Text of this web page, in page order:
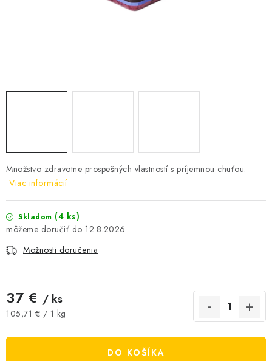
NOVINKY
ČOKOLÁDA
VÝŽIVOVÉ DOPLNKY
Kamenná predajňa Náš príbeh Články
Napísali o nás
Najčastejšie otázky FAQ
Fotogaléria
Vrátenie tovaru, výmena a reklamácie
Množstvo zdravotne prospešných vlastností s príjemnou chuťou.
Viac informácií
Skladom (4 ks)
12.8.2026
Možnosti doručenia
37 € / ks
Jednotková cena:
105,71 € / 1 kg
DO KOŠÍKA